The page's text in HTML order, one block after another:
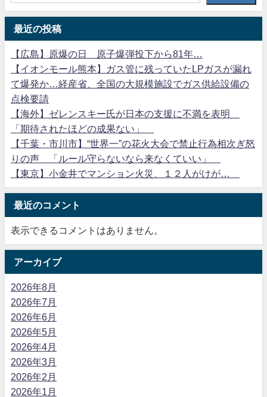
最近の投稿
【広島】原爆の日 原子爆弾投下から81年…
【イオンモール熊本】ガス管に残っていたLPガスが漏れ
て爆発か…経産省、全国の大規模施設でガス供給設備の
点検要請
【海外】ゼレンスキー氏が日本の支援に不満を表明
「期待されたほどの成果ない」
【千葉・市川市】“世界一”の花火大会で禁止行為相次ぎ怒
りの声 「ルール守らないなら来なくていい」
【東京】小金井でマンション火災、１２人がけが…
最近のコメント
表示できるコメントはありません。
アーカイブ
2026年8月
2026年7月
2026年6月
2026年5月
2026年4月
2026年3月
2026年2月
2026年1月